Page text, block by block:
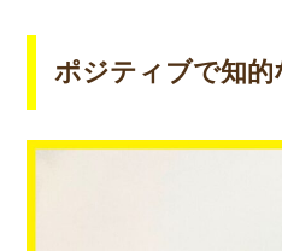
ポジティブで知的